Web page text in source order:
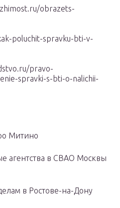
obrazets-
poluchit-spravku-bti-v-
pravo-
spravki-s-bti-o-nalichii-
Митино
агентства в СВАО Москвы
в Ростове-на-Дону